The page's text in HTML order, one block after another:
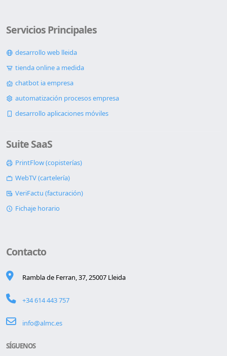
Servicios Principales
desarrollo web lleida
tienda online a medida
chatbot ia empresa
automatización procesos empresa
desarrollo aplicaciones móviles
Suite SaaS
PrintFlow (copisterías)
WebTV (cartelería)
VeriFactu (facturación)
Fichaje horario
Contacto
Rambla de Ferran, 37, 25007 Lleida
+34 614 443 757
info@almc.es
SÍGUENOS